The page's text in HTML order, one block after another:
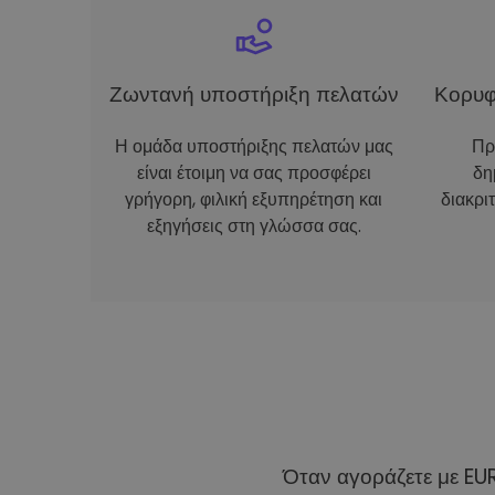
Ζωντανή υποστήριξη πελατών
Η ομάδα υποστήριξης πελατών μας
είναι έτοιμη να σας προσφέρει
γρήγορη, φιλική εξυπηρέτηση και
εξηγήσεις στη γλώσσα σας.
Όταν αγοράζετε με